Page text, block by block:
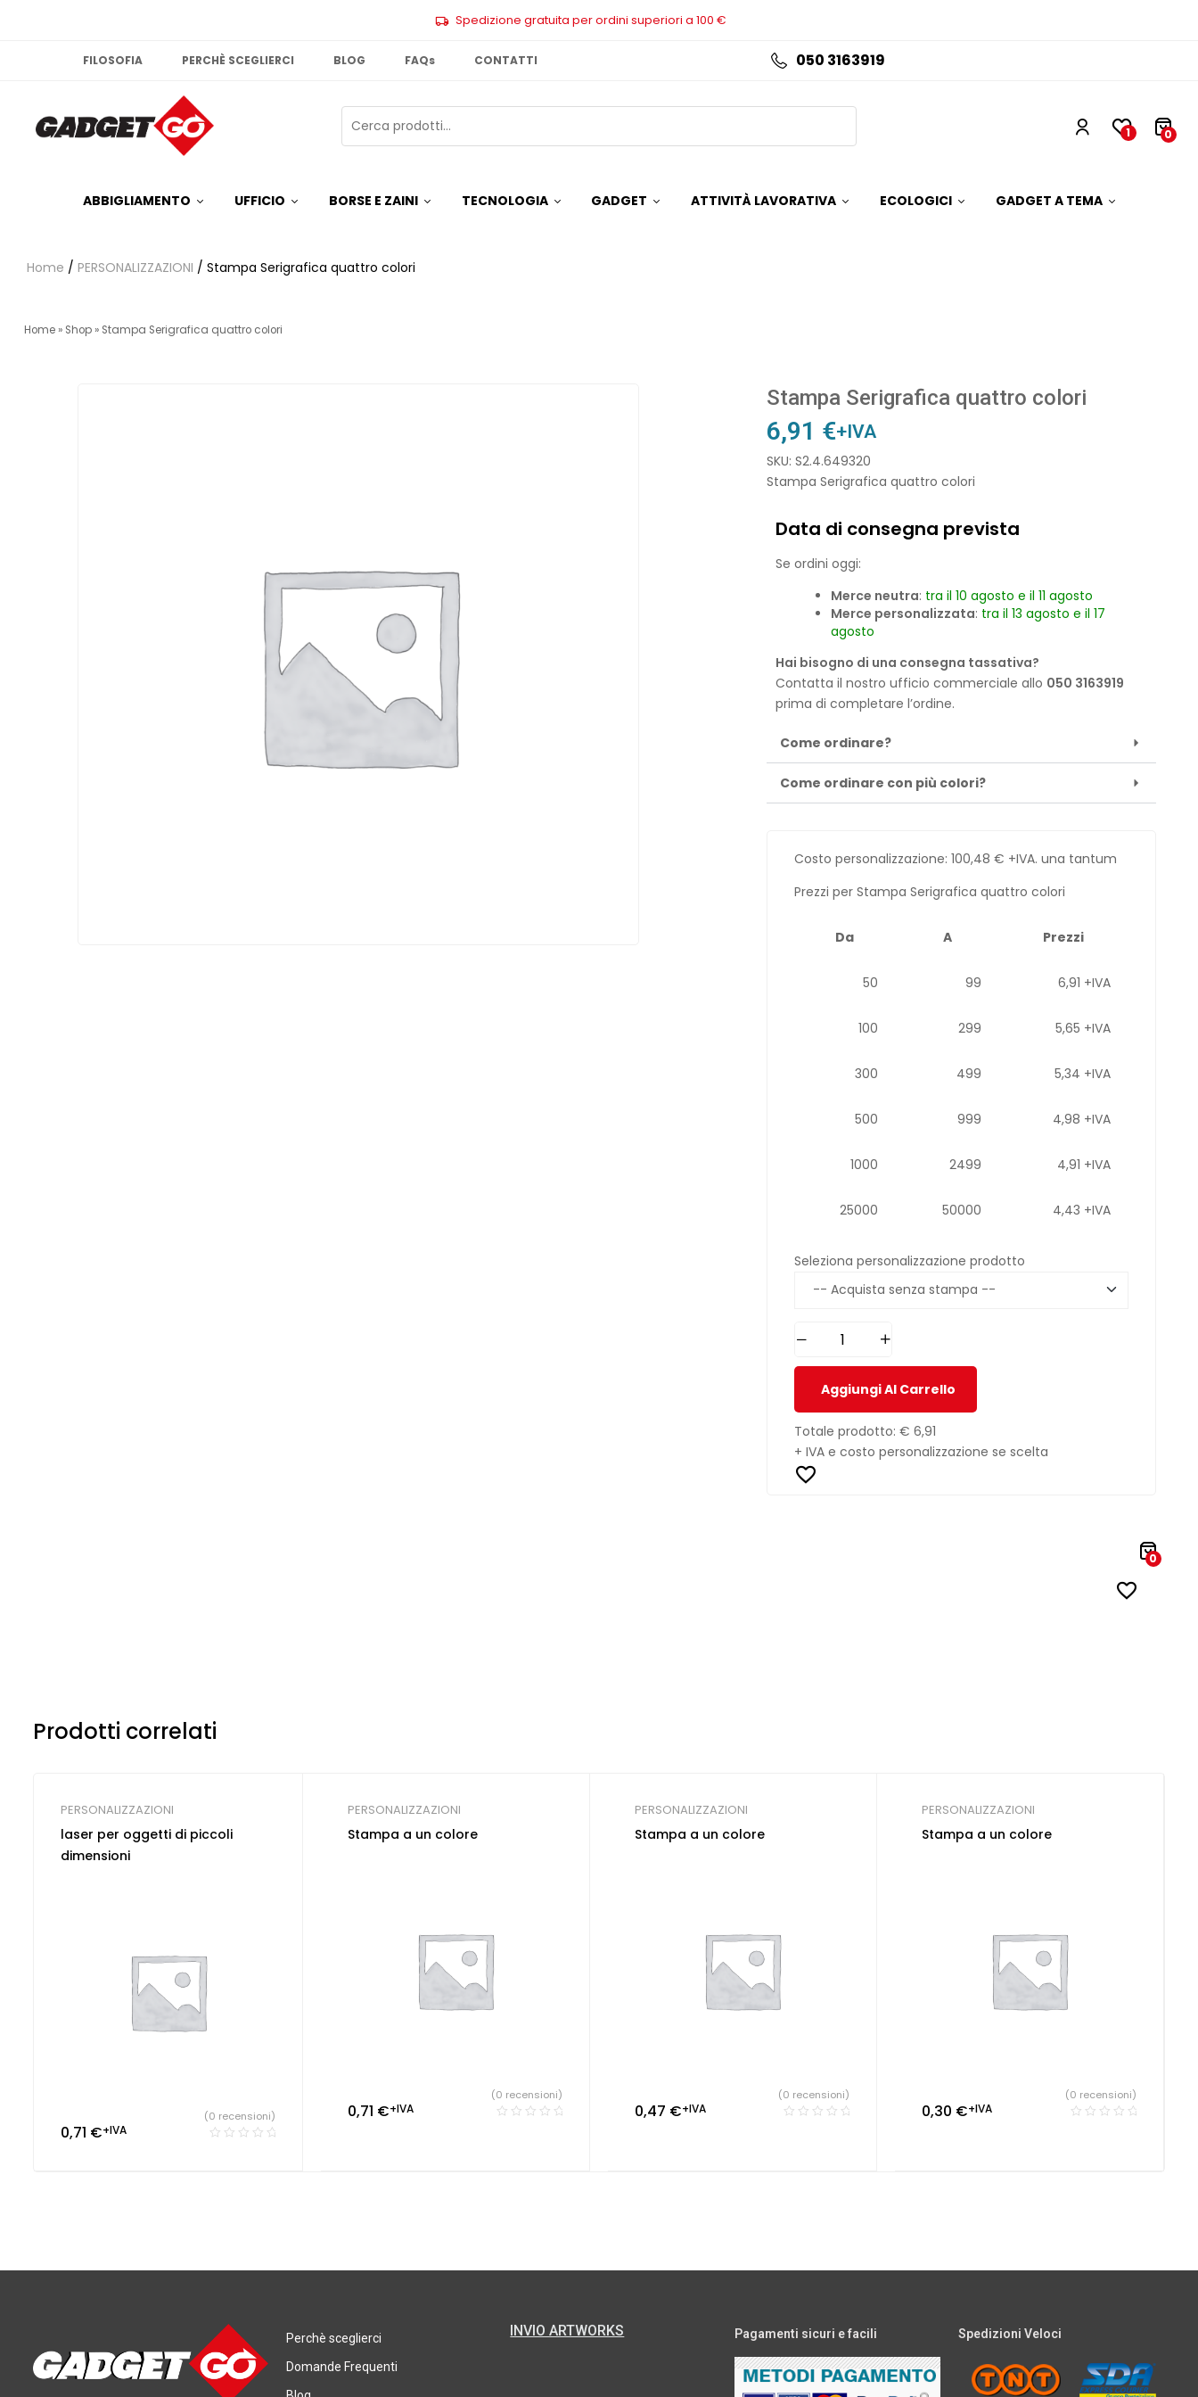
Spedizione gratuita per ordini superiori a 100 €
FILOSOFIA PERCHÈ SCEGLIERCI BLOG FAQs CONTATTI 050 3163919
1 0
ABBIGLIAMENTO UFFICIO BORSE E ZAINI TECNOLOGIA GADGET ATTIVITÀ LAVORATIVA ECOLOGICI GADGET A TEMA
Home / PERSONALIZZAZIONI / Stampa Serigrafica quattro colori
Home » Shop » Stampa Serigrafica quattro colori
Stampa Serigrafica quattro colori
6,91 €+IVA
SKU: S2.4.649320
Stampa Serigrafica quattro colori
Data di consegna prevista
Se ordini oggi:
Merce neutra: tra il 10 agosto e il 11 agosto
Merce personalizzata: tra il 13 agosto e il 17
agosto
Hai bisogno di una consegna tassativa?
Contatta il nostro ufficio commerciale allo 050 3163919
prima di completare l’ordine.
Come ordinare?
Come ordinare con più colori?
Costo personalizzazione: 100,48 € +IVA. una tantum
Prezzi per Stampa Serigrafica quattro colori
Da A Prezzi
50 99 6,91 +IVA
100 299 5,65 +IVA
300 499 5,34 +IVA
500 999 4,98 +IVA
1000 2499 4,91 +IVA
25000 50000 4,43 +IVA
Seleziona personalizzazione prodotto
Aggiungi Al Carrello
Totale prodotto: € 6,91
+ IVA e costo personalizzazione se scelta
0
Prodotti correlati
PERSONALIZZAZIONI
laser per oggetti di piccoli
dimensioni
0,71 €+IVA
(0 recensioni)
PERSONALIZZAZIONI
Stampa a un colore
0,71 €+IVA
(0 recensioni)
PERSONALIZZAZIONI
Stampa a un colore
0,47 €+IVA
(0 recensioni)
PERSONALIZZAZIONI
Stampa a un colore
0,30 €+IVA
(0 recensioni)
Perchè sceglierci
Domande Frequenti
INVIO ARTWORKS Pagamenti sicuri e facili Spedizioni Veloci